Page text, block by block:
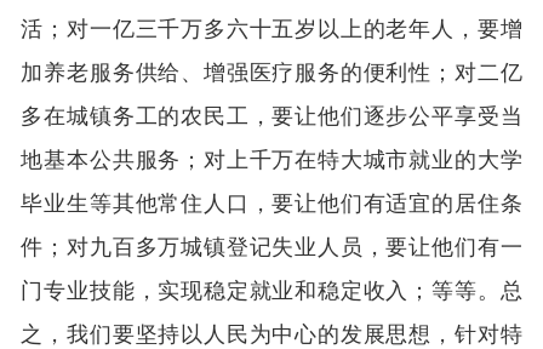
活；对一亿三千万多六十五岁以上的老年人，要增
加养老服务供给、增强医疗服务的便利性；对二亿
多在城镇务工的农民工，要让他们逐步公平享受当
地基本公共服务；对上千万在特大城市就业的大学
毕业生等其他常住人口，要让他们有适宜的居住条
件；对九百多万城镇登记失业人员，要让他们有一
门专业技能，实现稳定就业和稳定收入；等等。总
之，我们要坚持以人民为中心的发展思想，针对特